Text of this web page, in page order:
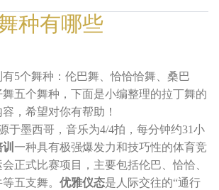
种有哪些
5个舞种：伦巴舞、恰恰恰舞、桑巴
五个舞种，下面是小编整理的拉丁舞的
，希望对你有帮助！
于墨西哥，音乐为4/4拍，每分钟约31小
一种具有极强爆发力和技巧性的体育竞
正式比赛项目，主要包括伦巴、恰恰、
五支舞。 优雅仪态是人际交往的“通行